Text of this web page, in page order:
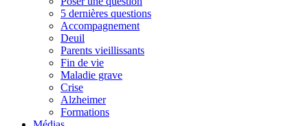
5 dernières questions
Accompagnement
Deuil
Parents vieillissants
Fin de vie
Maladie grave
Crise
Alzheimer
Formations